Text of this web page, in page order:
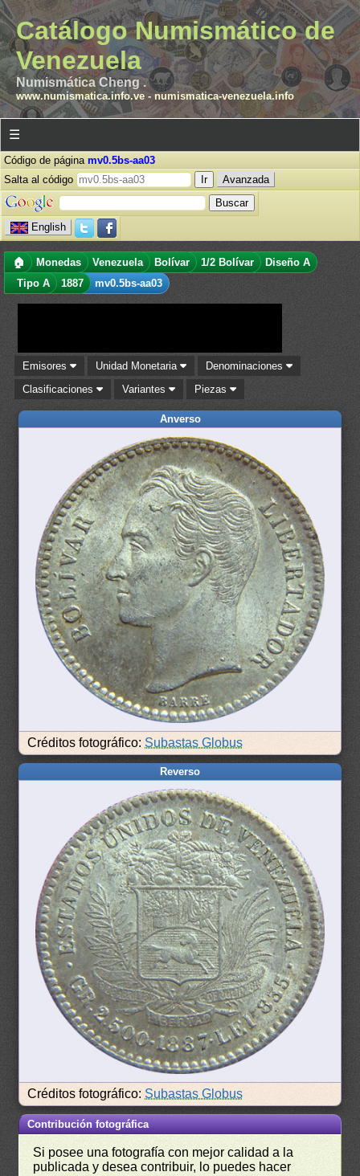
Catálogo Numismático de
Venezuela
Numismática Cheng .
www.numismatica.info.ve- numismatica-venezuela.info
☰
Código de página mv0.5bs-aa03
Salta al código
Avanzada
English
🏠 Monedas Venezuela Bolívar 1/2 Bolívar
Diseño A
Tipo A
1887 mv0.5bs-aa03
Emisores Unidad Monetaria
Denominaciones
Clasificaciones
Variantes Piezas
Anverso
Créditos fotográfico: Subastas Globus
Reverso
Créditos fotográfico: Subastas Globus
Contribución fotográfica
Si posee una fotografía con mejor calidad a la
publicada y desea contribuir, lo puedes hacer